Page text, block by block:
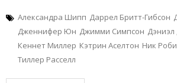
Александра Шипп Даррел Бритт-Гибсон
Дженнифер Юн Джимми Симпсон
Кеннет Миллер Кэтрин Аселтон Ник
Тиллер Расселл